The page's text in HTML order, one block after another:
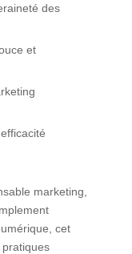
des
et
marketing,
cet